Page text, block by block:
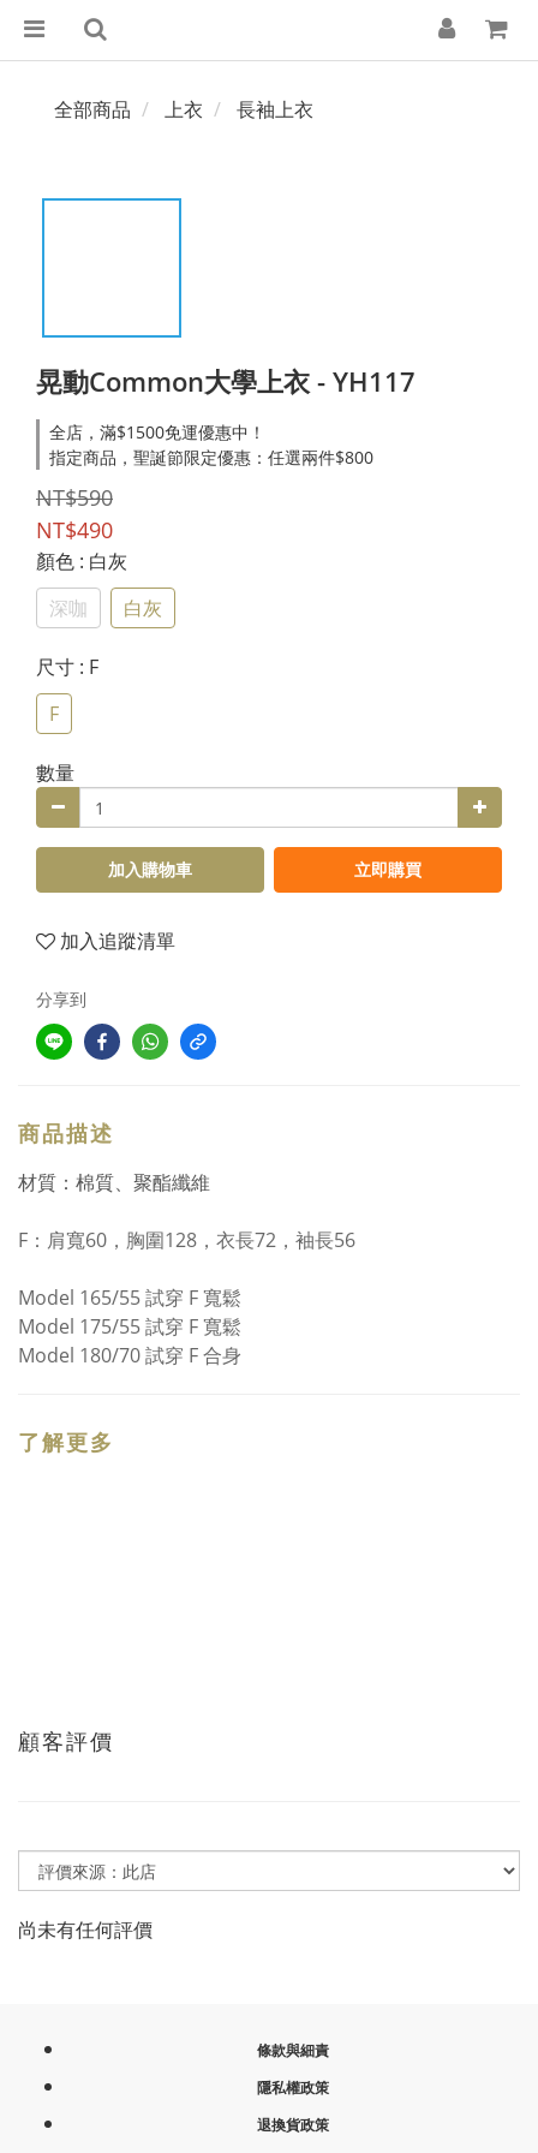
全部商品 上衣 長袖上衣
晃動Common大學上衣 - YH117
全店，滿$1500免運優惠中！
指定商品，聖誕節限定優惠：任選兩件$800
NT$590
NT$490
顏色 : 白灰
深咖
白灰
尺寸 : F
F
數量
加入購物車 立即購買
加入追蹤清單
分享到
商品描述
材質：棉質、聚酯纖維
F： 肩寬60，胸圍128，衣長72，袖長56
Model 165/55 試穿 F 寬鬆
Model 175/55 試穿 F 寬鬆
Model 180/70 試穿 F 合身
了解更多
顧客評價
尚未有任何評價
條款與細責
隱私權政策
退換貨政策